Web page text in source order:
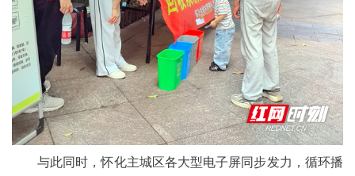
与此同时，怀化主城区各大型电子屏同步发力，循环播